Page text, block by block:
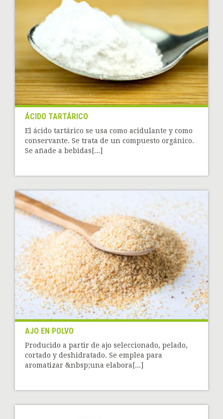
ÁCIDO TARTÁRICO
El ácido tartárico se usa como acidulante y como
conservante. Se trata de un compuesto orgánico.
Se añade a bebidas[...]
AJO EN POLVO
Producido a partir de ajo seleccionado, pelado,
cortado y deshidratado. Se emplea para
aromatizar &nbsp;una elabora[...]